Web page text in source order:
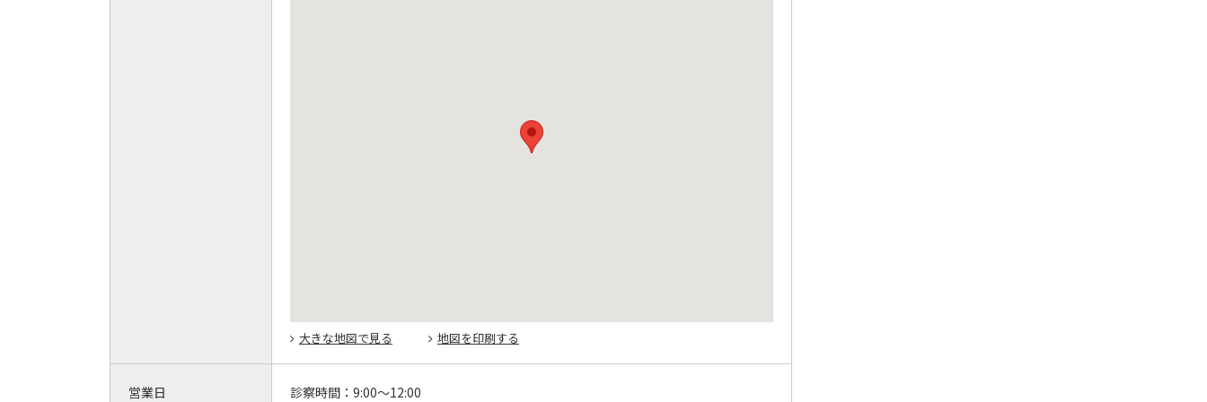
大きな地図で見る 地図を印刷する
営業日 診察時間： 9:00～12:00